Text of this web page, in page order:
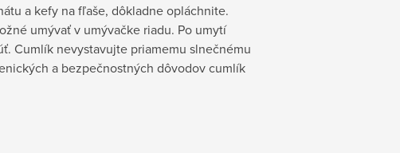
a kefy na fľaše, dôkladne opláchnite.
umývať v umývačke riadu. Po umytí
Cumlík nevystavujte priamemu slnečnému
a bezpečnostných dôvodov cumlík